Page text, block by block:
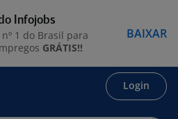
Login
Infojobs
1 do Brasil para
GRÁTIS!!
BAIXAR